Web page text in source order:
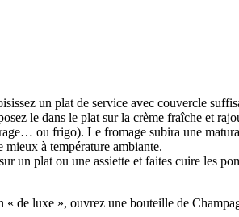
un plat de service avec couvercle
le dans le plat sur la crème fraîche et
ou frigo). Le fromage subira une
mieux à température ambiante.
plat ou une assiette et faites cuire les
de luxe », ouvrez une bouteille de